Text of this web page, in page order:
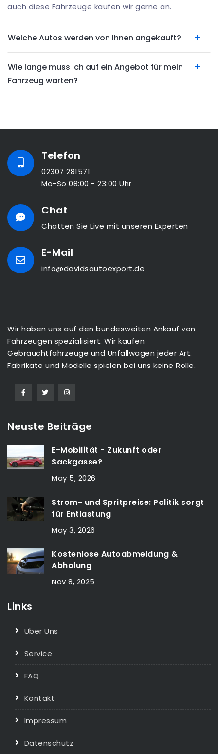
auch diese Fahrzeuge kaufen wir gerne an.
Welche Autos werden von Ihnen angekauft?
Wie lange muss ich auf ein Angebot für mein
Fahrzeug warten?
Telefon
02307 281571
Mo-So 08:00 - 23:00 Uhr
Chat
Chatten Sie Live mit unseren Experten
E-Mail
info@davidsautoexport.de
Wir haben uns auf den bundesweiten Ankauf von
Fahrzeugen spezialisiert. Wir kaufen
Gebrauchtfahrzeuge und Unfallwagen jeder Art.
Fabrikate und Modelle spielen bei uns keine Rolle.
Neuste Beiträge
E-Mobilität - Zukunft oder
Sackgasse?
May 5, 2026
Strom- und Spritpreise: Politik sorgt
für Entlastung
May 3, 2026
Kostenlose Autoabmeldung &
Abholung
Nov 8, 2025
Links
Über Uns
Service
FAQ
Kontakt
Impressum
Datenschutz